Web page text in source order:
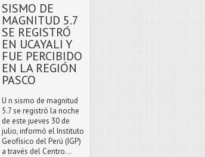
SISMO DE
MAGNITUD 5.7
SE REGISTRÓ
EN UCAYALI Y
FUE PERCIBIDO
EN LA REGIÓN
PASCO
U n sismo de magnitud
5.7 se registró la noche
de este jueves 30 de
julio, informó el Instituto
Geofísico del Perú (IGP)
a través del Centro...